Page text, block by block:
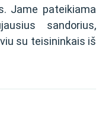
Jame pateikiama
sandorius,
su teisininkais iš